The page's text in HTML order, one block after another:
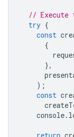
// Execute
try {
const
{
},
);
const
console.